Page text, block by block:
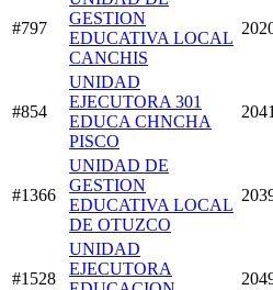
#797
GESTION
EDUCATIVA LOCAL
CANCHIS
#854
UNIDAD
EJECUTORA 301
EDUCA CHNCHA
PISCO
#1366
UNIDAD DE
GESTION
EDUCATIVA LOCAL
DE OTUZCO
#1528
UNIDAD
EJECUTORA